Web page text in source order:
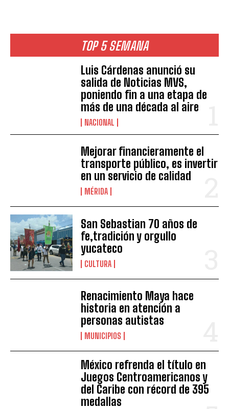
TOP 5 SEMANA
Luis Cárdenas anunció su
salida de Noticias MVS,
poniendo fin a una etapa de
más de una década al aire
NACIONAL
Mejorar financieramente el
transporte público, es invertir
en un servicio de calidad
MÉRIDA
San Sebastian 70 años de
fe,tradición y orgullo
yucateco
CULTURA
Renacimiento Maya hace
historia en atención a
personas autistas
MUNICIPIOS
México refrenda el título en
Juegos Centroamericanos y
del Caribe con récord de 395
medallas